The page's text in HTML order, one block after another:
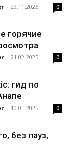
- 29.11.2025 0
горячие
- 21.02.2025 0
гид по
- 10.01.2025 0
без пауз,